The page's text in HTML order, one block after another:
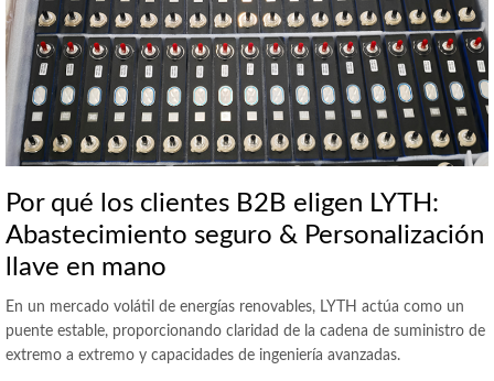
Por qué los clientes B2B eligen LYTH:
Abastecimiento seguro & Personalización
llave en mano
En un mercado volátil de energías renovables, LYTH actúa como un
puente estable, proporcionando claridad de la cadena de suministro de
extremo a extremo y capacidades de ingeniería avanzadas.